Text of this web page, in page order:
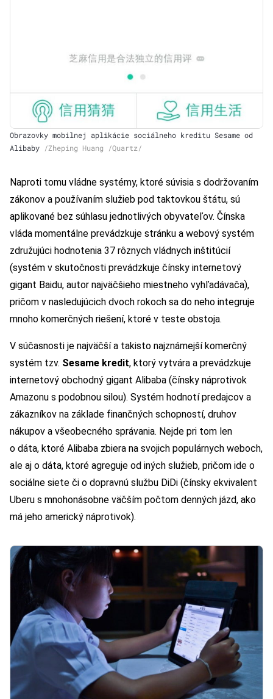
Obrazovky mobilnej aplikácie sociálneho kreditu Sesame od
Alibaby /Zheping Huang /Quartz/
Naproti tomu vládne systémy, ktoré súvisia s dodržovaním
zákonov a používaním služieb pod taktovkou štátu, sú
aplikované bez súhlasu jednotlivých obyvateľov. Čínska
vláda momentálne prevádzkuje stránku a webový systém
združujúci hodnotenia 37 rôznych vládnych inštitúcií
(systém v skutočnosti prevádzkuje čínsky internetový
gigant Baidu, autor najväčšieho miestneho vyhľadávača),
pričom v nasledujúcich dvoch rokoch sa do neho integruje
mnoho komerčných riešení, ktoré v teste obstoja.
V súčasnosti je najväčší a takisto najznámejší komerčný
systém tzv. Sesame kredit, ktorý vytvára a prevádzkuje
internetový obchodný gigant Alibaba (čínsky náprotivok
Amazonu s podobnou silou). Systém hodnotí predajcov a
zákazníkov na základe finančných schopností, druhov
nákupov a všeobecného správania. Nejde pri tom len
o dáta, ktoré Alibaba zbiera na svojich populárnych weboch,
ale aj o dáta, ktoré agreguje od iných služieb, pričom ide o
sociálne siete či o dopravnú službu DiDi (čínsky ekvivalent
Uberu s mnohonásobne väčším počtom denných jázd, ako
má jeho americký náprotivok).